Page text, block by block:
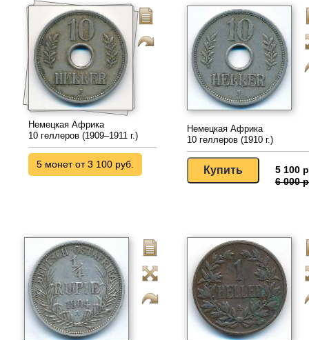
Немецкая Африка
10 геллеров (1909–1911 г.)
5 монет от 3 100 руб.
Немецкая Африка
10 геллеров (1910 г.)
5 100
6 000